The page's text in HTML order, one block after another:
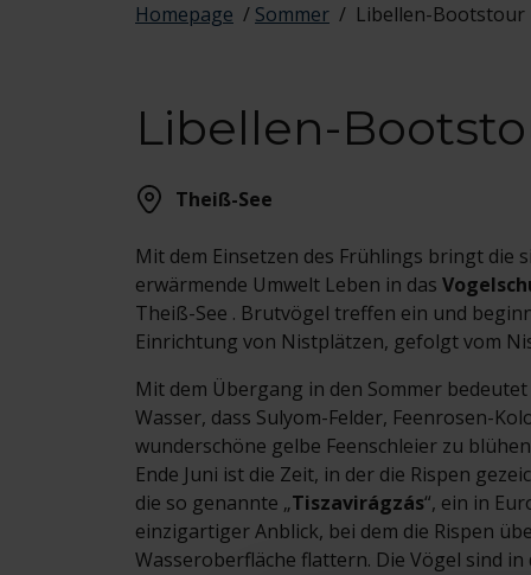
Homepage / Sommer / Libellen-Bootstour
Libellen-
Theiß-See
Mit dem Einsetzen des Frühlings bringt die
erwärmende Umwelt Leben in das
Theiß-See . Brutvögel treffen ein und
Einrichtung von Nistplätzen, gefolgt vom
Mit dem Übergang in den Sommer
Wasser, dass Sulyom-Felder, Feenrosen-
wunderschöne gelbe Feenschleier zu
Ende Juni ist die Zeit, in der die Rispen
die so genannte „Tiszavirágzás“, ein in
einzigartiger Anblick, bei dem die Rispen
Wasseroberfläche flattern. Die Vögel sind in